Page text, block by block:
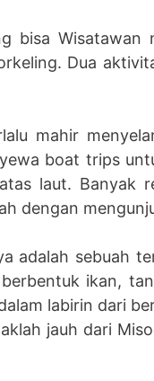
bisa Wisatawan
Dua
mahir
boat trips
laut. Banyak
dengan
adalah sebuah
ikan,
labirin dari
jauh dari